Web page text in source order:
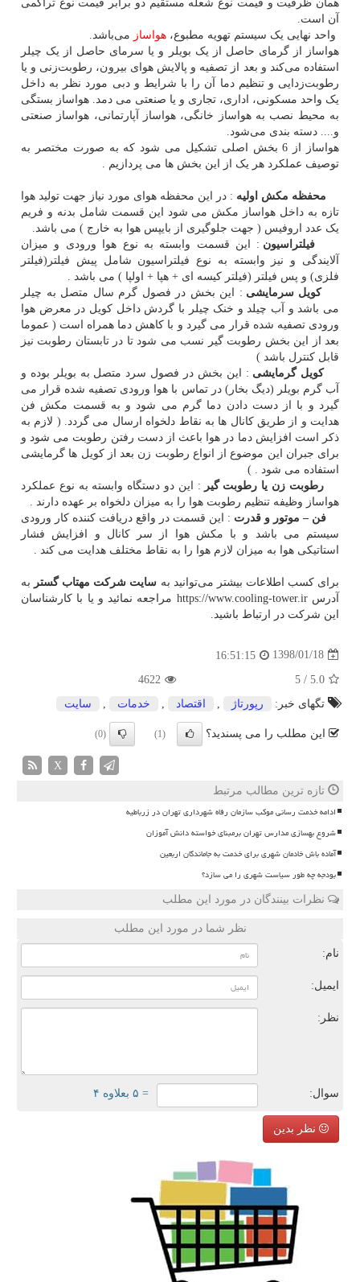
همان ظرفیت و قیمت نوع شعله مستقیم دو برابر قیمت نوع تراکمی
آن است.
واحد نهایی یک سیستم تهویه مطبوع، هواساز می‌باشد.
هواساز از گرمای حاصل از یک بویلر و یا سرمای حاصل از یک چیلر
استفاده می‌کند و بعد از تصفیه و پالایش هوای بیرون، رطوبت‌زنی و یا
رطوبت‌زدایی و تنظیم دما آن را با شرایط و دبی مورد نظر به داخل
یک واحد مسکونی، اداری، تجاری و یا صنعتی می دمد. هواساز بستگی
به محیط نصب به هواساز خانگی، هواساز آپارتمانی، هواساز صنعتی
و.... دسته بندی می‌شود.
هواساز از 6 بخش اصلی تشکیل می شود که به صورت مختصر به
توصیف عملکرد هر یک از این بخش ها می پردازیم .
محفظه مکش اولیه : در این محفظه هوای مورد نیاز جهت تولید هوا
تازه به داخل هواساز مکش می شود این قسمت شامل بدنه و فریم
یک عدد اروفیس ( جهت جلوگیری از بایپس هوا به خارج ) می باشد.
فیلتراسیون : این قسمت وابسته به نوع هوا ورودی و میزان
آلایندگی و نیز وابسته به نوع فیلتراسیون شامل پیش فیلتر(فیلتر
فلزی) و پس فیلتر (فیلتر کیسه ای + هپا + اولپا ) می باشد .
کویل سرمایشی : این بخش در فصول گرم سال متصل به چیلر
می باشد و آب چیلد و خنک چیلر با گردش داخل کویل در معرض هوا
ورودی تصفیه شده قرار می گیرد و با کاهش دما همراه است ( عموما
بعد از این بخش رطوبت گیر نسب می شود تا در تابستان رطوبت نیز
قابل کنترل باشد )
کویل گرمایشی : این بخش در فصول سرد متصل به بویلر بوده و
آب گرم بویلر (دیگ بخار) در تماس با هوا ورودی تصفیه شده قرار می
گیرد و با از دست دادن دما گرم می شود و به قسمت مکش فن
هدایت و از طریق کانال ها به نقاط دلخواه ارسال می گردد. ( لازم به
ذکر است افزایش دما در هوا باعث از دست رفتن رطوبت می شود و
برای جبران این موضوع از انواع رطوبت زن بعد از کویل ها گرمایشی
استفاده می شود . )
رطوبت زن یا رطوبت گیر : این دو دستگاه وابسته به نوع عملکرد
هواساز وظیفه تنظیم رطوبت هوا را به میزان دلخواه بر عهده دارند .
فن – موتور و قدرت : این قسمت در واقع دریافت کننده کار ورودی
سیستم می باشد و با مکش هوا از سر کانال و افزایش فشار
استاتیکی هوا به میزان لازم هوا را به نقاط مختلف هدایت می کند .
برای کسب اطلاعات بیشتر می‌توانید به سایت شرکت مهتاب گستر به
آدرس https://www.cooling-tower.ir مراجعه نمائید و یا با کارشناسان
این شرکت در ارتباط باشید.
1398/01/18
16:51:15
5.0
/
5
4622
تگهای خبر:
رپورتاژ اقتصاد خدمات سایت
این مطلب را می پسندید؟ (1)
(0)
X
تازه ترین مطالب مرتبط
ادامه خدمت رسانی موکب سازمان رفاه شهرداری تهران در زرباطیه
شروع بهسازی مدارس تهران برمبنای خواسته دانش آموزان
آماده باش خادمان شهری برای خدمت به جاماندگان اربعین
بودجه چه طور سیاست شهری را می سازد؟
نظرات بینندگان در مورد این مطلب
نظر شما در مورد این مطلب
نام:
ایمیل:
نظر:
سوال: = ۵ بعلاوه ۴
نظر بدین